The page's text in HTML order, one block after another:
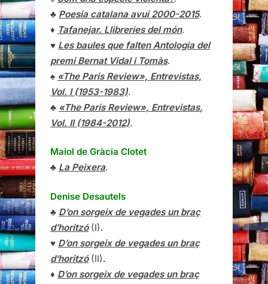
♣ Poesia catalana avui 2000-2015.
♦ Tafanejar. Llibreries del món.
♥ Les baules que falten Antologia del
premi Bernat Vidal i Tomàs.
♠ «The Paris Review», Entrevistas,
Vol. I (1953-1983).
♣ «The Paris Review», Entrevistas,
Vol. II (1984-2012).
Maiol de Gràcia Clotet
♣ La Peixera.
Denise Desautels
♣ D’on sorgeix de vegades un braç
d’horitzó(I).
♥ D’on sorgeix de vegades un braç
d’horitzó(II).
♦ D’on sorgeix de vegades un braç